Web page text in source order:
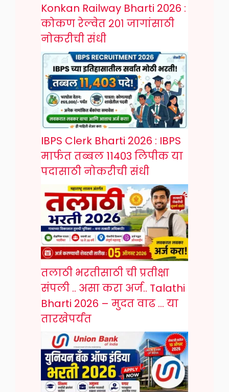
Konkan Railway Bharti 2026 :
कोकण रेल्वेत २०१ जागांसाठी
नोकरीची संधी
IBPS Clerk Bharti 2026 : IBPS
मार्फत तब्बल 11403 लिपीक या
पदासाठी नोकरीची संधी
तलाठी भरतीसाठी ची प्रतीक्षा
संपली .. असा करा अर्ज.. Talathi
Bharti 2026 – मुदत वाढ … या
तारखेपर्यंत